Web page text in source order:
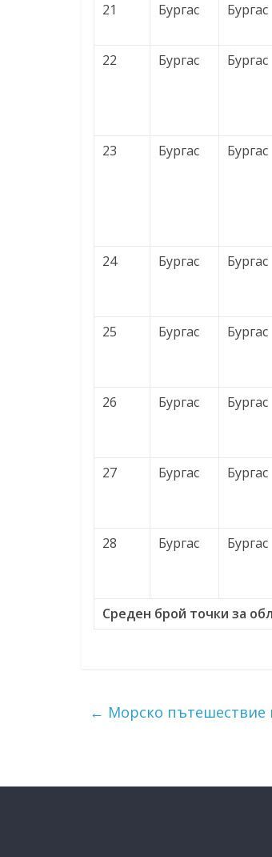
21 Бургас Бургас
22 Бургас Бургас
23 Бургас Бургас
24 Бургас Бургас
25 Бургас Бургас
26 Бургас Бургас
27 Бургас Бургас
28 Бургас Бургас
Среден брой точки за
← Морско пътешествие